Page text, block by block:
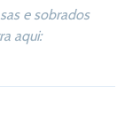
e sobrados
aqui: